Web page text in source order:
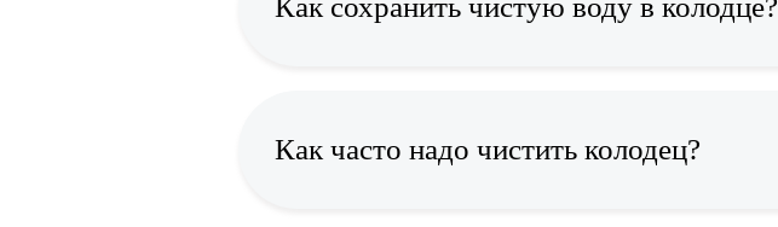
Как сохранить чистую воду в колодце?
Как часто надо чистить колодец?